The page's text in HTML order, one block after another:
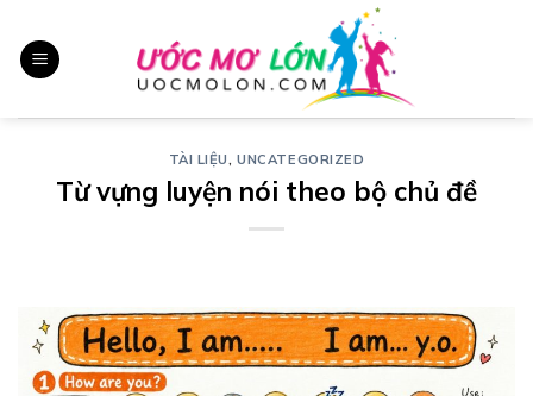
đến
nội
TÀI LIỆU,UNCATEGORIZED
Từ vựng luyện nói theo bộ chủ đề